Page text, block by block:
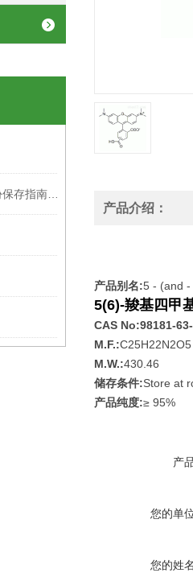
产品介绍：
产品别名:5 - (and
5(6)-羧基四甲
CAS No:98181-
M.F.:C25H22N2O5
M.W.:430.46
储存条件:Store at
产品纯度:≥ 95%
产
您的单
您的姓